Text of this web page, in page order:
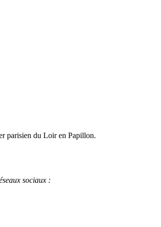
parisien du Loir en Papillon.
sociaux :